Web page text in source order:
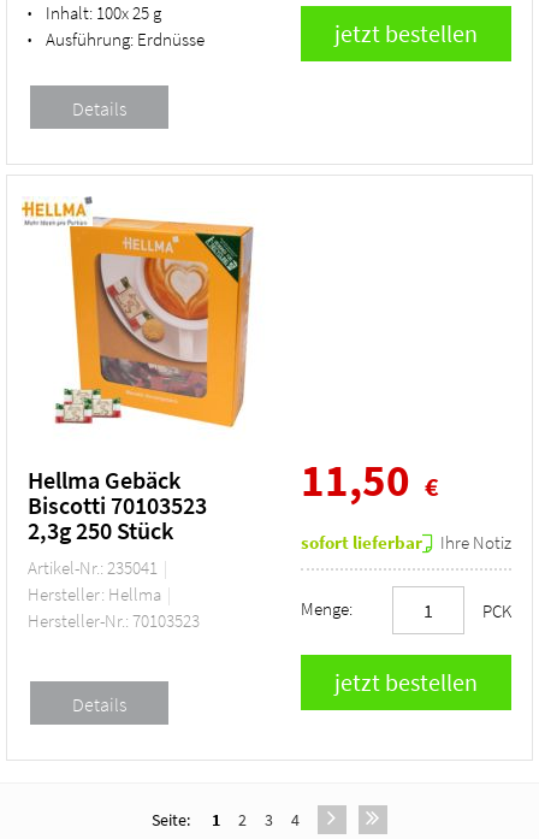
• Inhalt: 100x 25 g
• Ausführung: Erdnüsse
Hellma Gebäck
Biscotti 70103523
2,3g 250 Stück
Artikel-Nr.: 235041
Hersteller: Hellma
Hersteller-Nr.: 70103523
11,50 €
sofort lieferbar Ihre Notiz
Menge: PCK
Seite: 1 2 3 4